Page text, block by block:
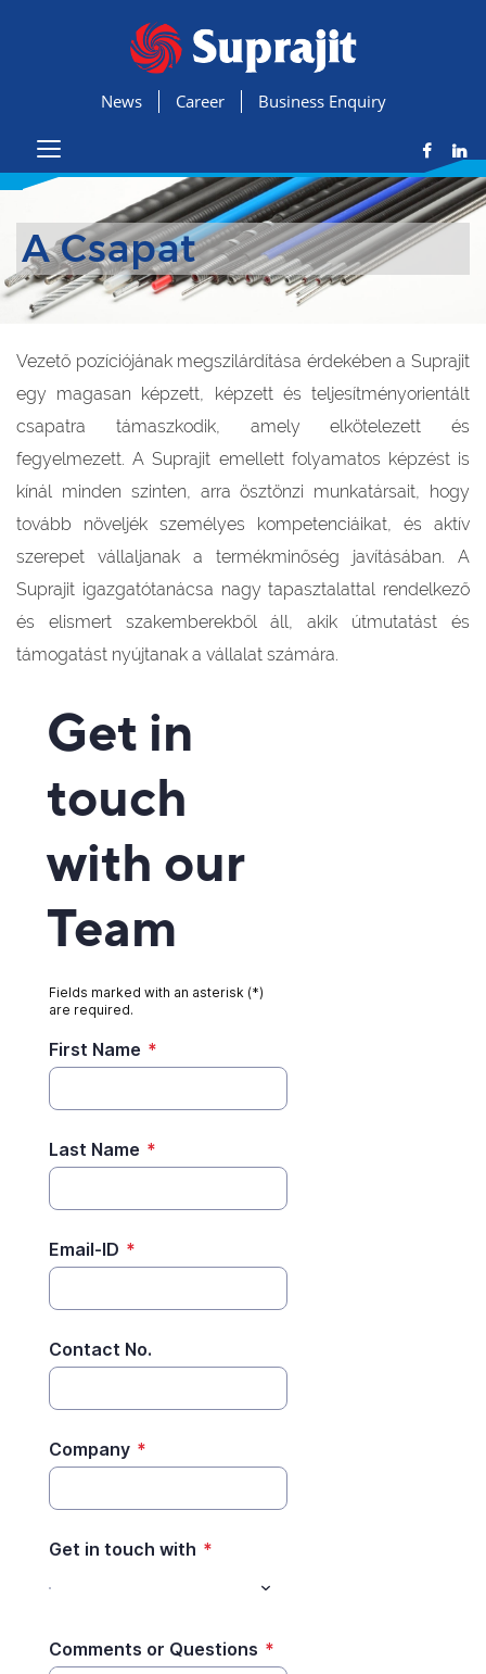
Business Enquiry
Career
News
A Csapat
Vezető pozíciójának megszilárdítása érdekében a Suprajit
egy magasan képzett, képzett és teljesítményorientált
csapatra támaszkodik, amely elkötelezett és
fegyelmezett. A Suprajit emellett folyamatos képzést is
kínál minden szinten, arra ösztönzi munkatársait, hogy
tovább növeljék személyes kompetenciáikat, és aktív
szerepet vállaljanak a termékminőség javításában. A
Suprajit igazgatótanácsa nagy tapasztalattal rendelkező
és elismert szakemberekből áll, akik útmutatást és
támogatást nyújtanak a vállalat számára.